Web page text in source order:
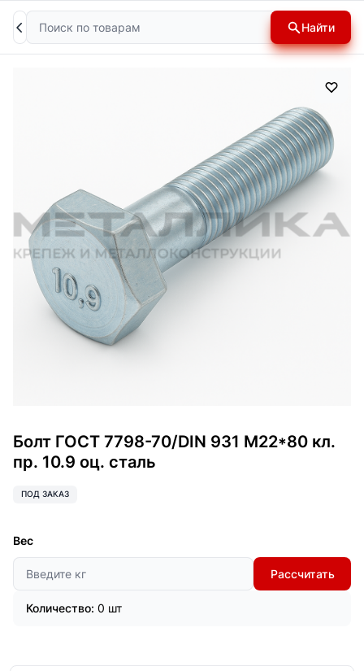
Поиск Найти
Болт ГОСТ 7798-70/DIN 931 М22*80 кл.
пр. 10.9 оц. сталь
ПОД ЗАКАЗ
Вес
Рассчитать
Количество: 0 шт